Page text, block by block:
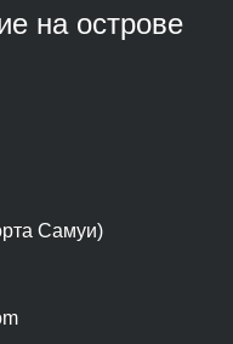
на острове
Самуи)